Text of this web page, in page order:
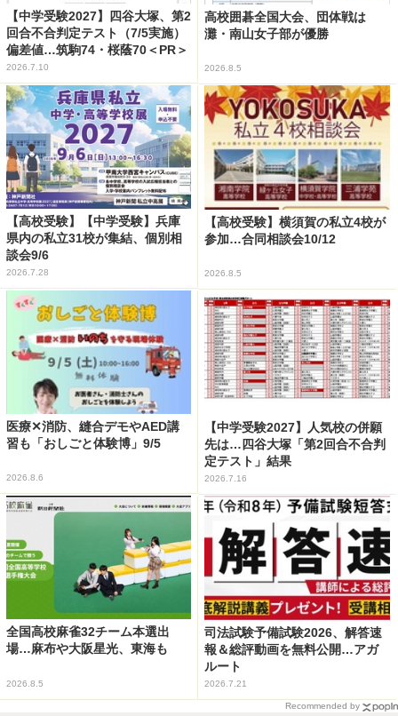
【中学受験2027】四谷大塚、第2
回合不合判定テスト（7/5実施）
偏差値…筑駒74・桜蔭70＜PR＞
2026.7.10
高校囲碁全国大会、団体戦は
灘・南山女子部が優勝
2026.8.5
【高校受験】【中学受験】兵庫
県内の私立31校が集結、個別相
談会9/6
2026.7.28
【高校受験】横須賀の私立4校が
参加…合同相談会10/12
2026.8.5
医療✕消防、縫合デモやAED講
習も「おしごと体験博」9/5
2026.8.6
【中学受験2027】人気校の併願
先は…四谷大塚「第2回合不合判
定テスト」結果
2026.7.16
全国高校麻雀32チーム本選出
場…麻布や大阪星光、東海も
2026.8.5
司法試験予備試験2026、解答速
報＆総評動画を無料公開…アガ
ルート
2026.7.21
Recommended by